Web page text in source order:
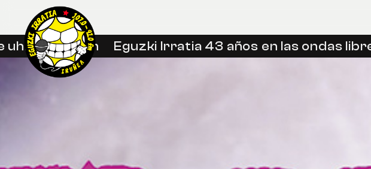
libreetan Eguzki Irratia 43 años en las ondas libres